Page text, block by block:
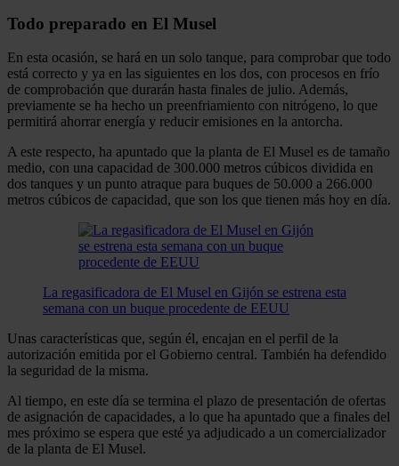
Todo preparado en El Musel
En esta ocasión, se hará en un solo tanque, para comprobar que todo
está correcto y ya en las siguientes en los dos, con procesos en frío
de comprobación que durarán hasta finales de julio. Además,
previamente se ha hecho un preenfriamiento con nitrógeno, lo que
permitirá ahorrar energía y reducir emisiones en la antorcha.
A este respecto, ha apuntado que la planta de El Musel es de tamaño
medio, con una capacidad de 300.000 metros cúbicos dividida en
dos tanques y un punto atraque para buques de 50.000 a 266.000
metros cúbicos de capacidad, que son los que tienen más hoy en día.
La regasificadora de El Musel en Gijón se estrena esta
semana con un buque procedente de EEUU
Unas características que, según él, encajan en el perfil de la
autorización emitida por el Gobierno central. También ha defendido
la seguridad de la misma.
Al tiempo, en este día se termina el plazo de presentación de ofertas
de asignación de capacidades, a lo que ha apuntado que a finales del
mes próximo se espera que esté ya adjudicado a un comercializador
de la planta de El Musel.